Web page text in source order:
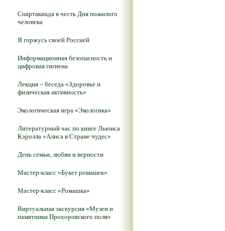
Спартакиада в честь Дня пожилого
человека
Я горжусь своей Россией
Информационная безопасность и
цифровая гигиена
Лекция – беседа «Здоровье и
физическая активность»
Экологическая игра «Экологика»
Литературный час по книге Льюиса
Кэролла «Алиса в Стране чудес»
День семьи, любви и верности
Мастер-класс «Букет ромашек»
Мастер-класс «Ромашка»
Виртуальная экскурсия «Музеи и
памятники Прохоровского поля»